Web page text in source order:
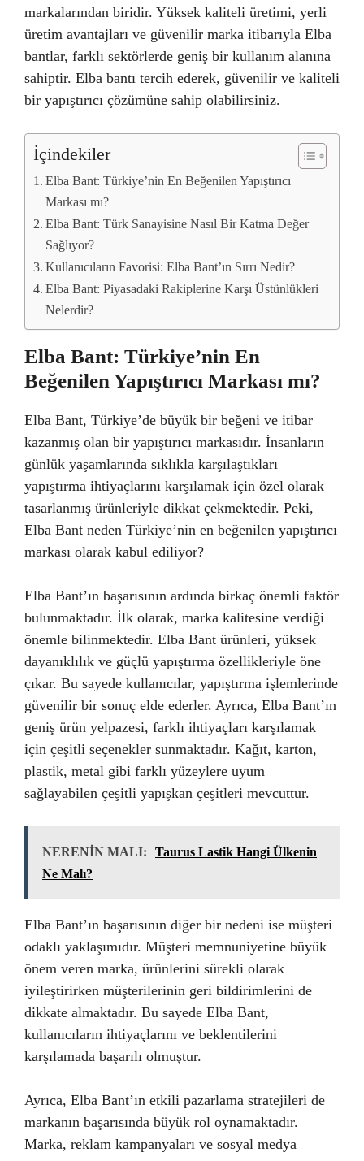
markalarından biridir. Yüksek kaliteli üretimi, yerli
üretim avantajları ve güvenilir marka itibarıyla Elba
bantlar, farklı sektörlerde geniş bir kullanım alanına
sahiptir. Elba bantı tercih ederek, güvenilir ve kaliteli
bir yapıştırıcı çözümüne sahip olabilirsiniz.
İçindekiler
Elba Bant: Türkiye’nin En Beğenilen Yapıştırıcı
Markası mı?
Elba Bant: Türk Sanayisine Nasıl Bir Katma Değer
Sağlıyor?
Kullanıcıların Favorisi: Elba Bant’ın Sırrı Nedir?
Elba Bant: Piyasadaki Rakiplerine Karşı Üstünlükleri
Nelerdir?
Elba Bant: Türkiye’nin En
Beğenilen Yapıştırıcı Markası mı?
Elba Bant, Türkiye’de büyük bir beğeni ve itibar
kazanmış olan bir yapıştırıcı markasıdır. İnsanların
günlük yaşamlarında sıklıkla karşılaştıkları
yapıştırma ihtiyaçlarını karşılamak için özel olarak
tasarlanmış ürünleriyle dikkat çekmektedir. Peki,
Elba Bant neden Türkiye’nin en beğenilen yapıştırıcı
markası olarak kabul ediliyor?
Elba Bant’ın başarısının ardında birkaç önemli faktör
bulunmaktadır. İlk olarak, marka kalitesine verdiği
önemle bilinmektedir. Elba Bant ürünleri, yüksek
dayanıklılık ve güçlü yapıştırma özellikleriyle öne
çıkar. Bu sayede kullanıcılar, yapıştırma işlemlerinde
güvenilir bir sonuç elde ederler. Ayrıca, Elba Bant’ın
geniş ürün yelpazesi, farklı ihtiyaçları karşılamak
için çeşitli seçenekler sunmaktadır. Kağıt, karton,
plastik, metal gibi farklı yüzeylere uyum
sağlayabilen çeşitli yapışkan çeşitleri mevcuttur.
NERENİN MALI:
Taurus Lastik Hangi Ülkenin
Ne Malı?
Elba Bant’ın başarısının diğer bir nedeni ise müşteri
odaklı yaklaşımıdır. Müşteri memnuniyetine büyük
önem veren marka, ürünlerini sürekli olarak
iyileştirirken müşterilerinin geri bildirimlerini de
dikkate almaktadır. Bu sayede Elba Bant,
kullanıcıların ihtiyaçlarını ve beklentilerini
karşılamada başarılı olmuştur.
Ayrıca, Elba Bant’ın etkili pazarlama stratejileri de
markanın başarısında büyük rol oynamaktadır.
Marka, reklam kampanyaları ve sosyal medya